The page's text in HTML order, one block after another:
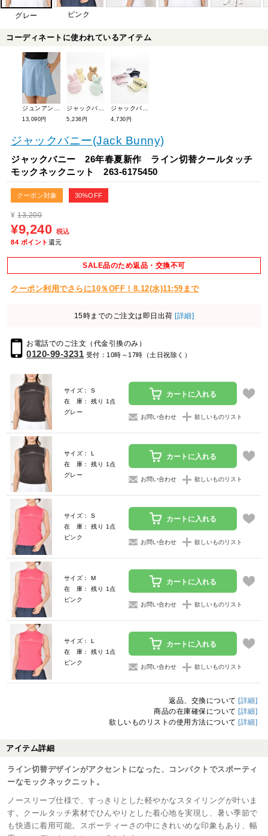
グレー ピンク
コーディネートに使われているアイテム
13,090円 5,236円 4,730円
ジャックバニー(Jack Bunny)
ジャックバニー 26年春夏新作 ライン切替クールタッチ
モックネックニット 263-6175450
クーポン対象 30%OFF
¥ 13,200
¥9,240 税込
84 ポイント 還元
SALE品のため返品・交換不可
クーポン利用でさらに10％OFF！8.12(水)11:59まで
15時までのご注文は即日出荷 [詳細]
お電話でのご注文（代金引換のみ）
0120-99-3231 受付：10時～17時（土日祝除く）
サイズ： S
在 庫： 残り 1点
グレー
カートに入れる
お問い合わせ 欲しいものリスト
サイズ： L
在 庫： 残り 1点
グレー
カートに入れる
お問い合わせ 欲しいものリスト
サイズ： S
在 庫： 残り 1点
ピンク
カートに入れる
お問い合わせ 欲しいものリスト
サイズ： M
在 庫： 残り 1点
ピンク
カートに入れる
お問い合わせ 欲しいものリスト
サイズ： L
在 庫： 残り 1点
ピンク
カートに入れる
お問い合わせ 欲しいものリスト
返品、交換について [詳細]
商品の在庫確保について [詳細]
欲しいものリストの使用方法について [詳細]
アイテム詳細
ライン切替デザインがアクセントになった、コンパクトでスポーティ
ーなモックネックニット。
ノースリーブ仕様で、すっきりとした軽やかなスタイリングが叶いま
す。クールタッチ素材でひんやりとした着心地を実現し、暑い季節で
も快適に着用可能。スポーティーさの中にきれいめな印象もあり、幅